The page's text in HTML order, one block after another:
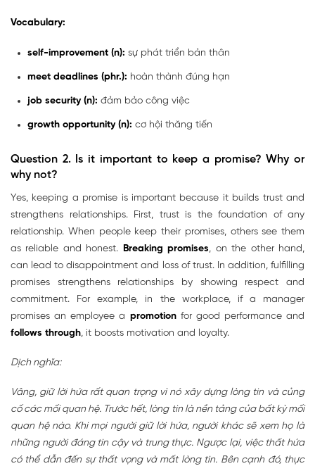
Vocabulary:
self-improvement (n): sự phát triển bản thân
meet deadlines (phr.): hoàn thành đúng hạn
job security (n): đảm bảo công việc
growth opportunity (n): cơ hội thăng tiến
Question 2. Is it important to keep a promise? Why or
why not?
Yes, keeping a promise is important because it builds trust and
strengthens relationships. First, trust is the foundation of any
relationship. When people keep their promises, others see them
as reliable and honest. Breaking promises, on the other hand,
can lead to disappointment and loss of trust. In addition, fulfilling
promises strengthens relationships by showing respect and
commitment. For example, in the workplace, if a manager
promises an employee a promotionfor good performance and
follows through, it boosts motivation and loyalty.
Dịch nghĩa:
Vâng, giữ lời hứa rất quan trọng vì nó xây dựng lòng tin và củng
cố các mối quan hệ. Trước hết, lòng tin là nền tảng của bất kỳ mối
quan hệ nào. Khi mọi người giữ lời hứa, người khác sẽ xem họ là
những người đáng tin cậy và trung thực. Ngược lại, việc thất hứa
có thể dẫn đến sự thất vọng và mất lòng tin. Bên cạnh đó, thực